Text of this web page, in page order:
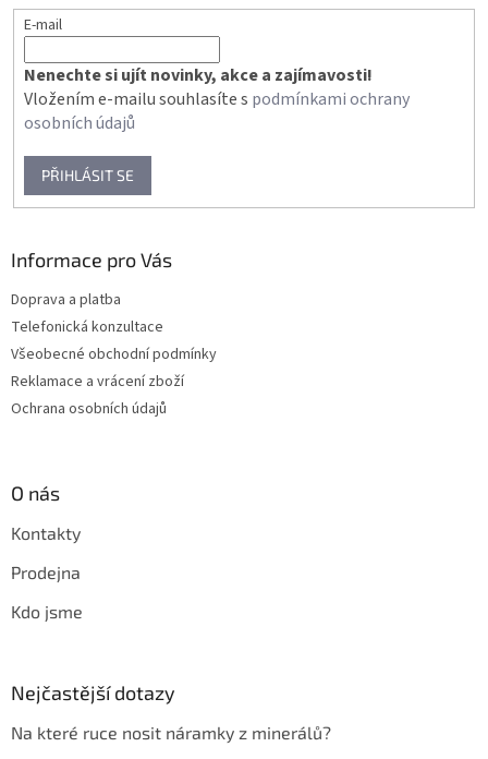
E-mail
Nenechte si ujít novinky, akce a zajímavosti!
Vložením e-mailu souhlasíte s podmínkami ochrany
osobních údajů
PŘIHLÁSIT SE
Informace pro Vás
Doprava a platba
Telefonická konzultace
Všeobecné obchodní podmínky
Reklamace a vrácení zboží
Ochrana osobních údajů
O nás
Kontakty
Prodejna
Kdo jsme
Nejčastější dotazy
Na které ruce nosit náramky z minerálů?